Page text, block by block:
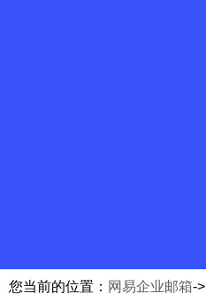
您当前的位置： 网易企业邮箱->